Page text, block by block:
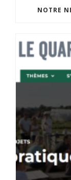
NOTRE